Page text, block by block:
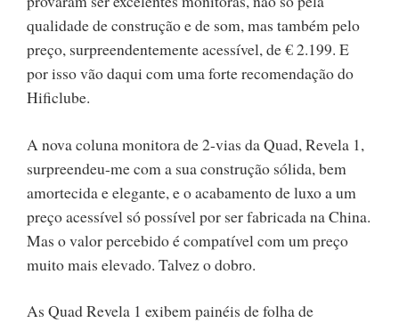
qualidade de construção e de som, mas também pelo
preço, surpreendentemente acessível, de € 2.199. E
por isso vão daqui com uma forte recomendação do
Hificlube.
A nova coluna monitora de 2-vias da Quad, Revela 1,
surpreendeu-me com a sua construção sólida, bem
amortecida e elegante, e o acabamento de luxo a um
preço acessível só possível por ser fabricada na China.
Mas o valor percebido é compatível com um preço
muito mais elevado. Talvez o dobro.
As Quad Revela 1 exibem painéis de folha de